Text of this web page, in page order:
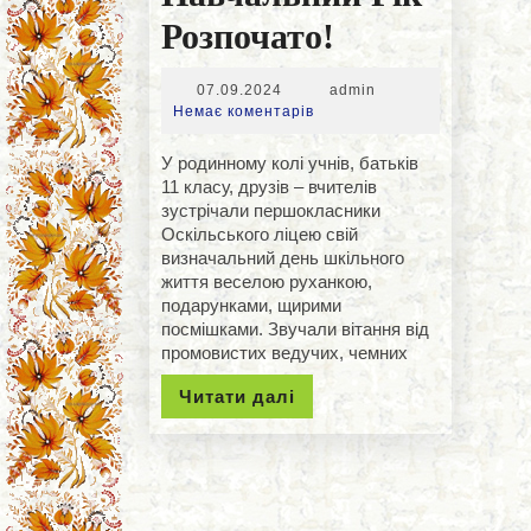
Розпочато!
Рік
Розпочато!
07.09.2024 07.09.2024
admin
Немає коментарів
У родинному колі учнів, батьків
11 класу, друзів – вчителів
зустрічали першокласники
Оскільського ліцею свій
визначальний день шкільного
життя веселою руханкою,
подарунками, щирими
посмішками. Звучали вітання від
промовистих ведучих, чемних
Читати далі Читати
далі